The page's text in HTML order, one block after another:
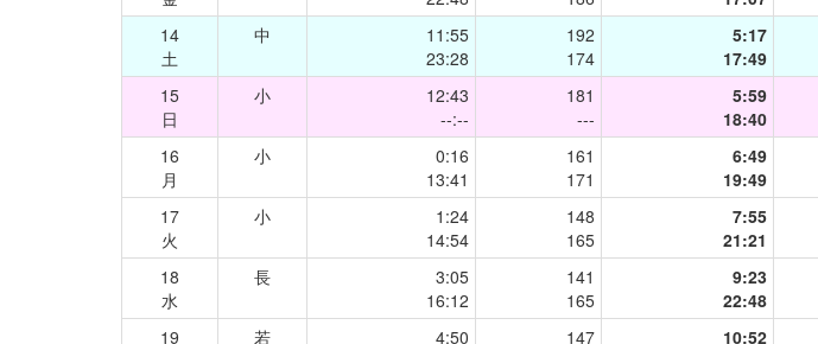
14
土
中
11:55
23:28
192
174
5:17
17:49
15
日
小
12:43
--:--
181
---
5:59
18:40
16
月
小
0:16
13:41
161
171
6:49
19:49
17
火
小
1:24
14:54
148
165
7:55
21:21
18
水
長
3:05
16:12
141
165
9:23
22:48
19
若
4:50
147
10:52